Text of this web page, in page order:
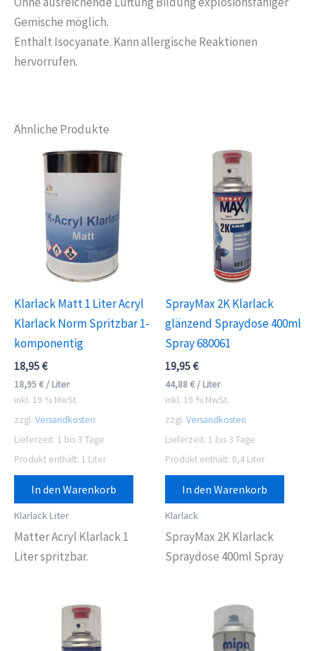
Gemische möglich.
Enthält Isocyanate. Kann allergische Reaktionen
hervorrufen.
Ähnliche Produkte
Klarlack Matt 1 Liter Acryl
Klarlack Norm Spritzbar 1-
komponentig
18,95€
18,95€ / Liter
inkl. 19 % MwSt.
zzgl. Versandkosten
Lieferzeit: 1 bis 3 Tage
Produkt enthält: 1 Liter
In den Warenkorb
Klarlack Liter
Matter Acryl Klarlack 1
Liter spritzbar.
SprayMax 2K Klarlack
glänzend Spraydose 400ml
Spray 680061
19,95€
44,88€ / Liter
inkl. 19 % MwSt.
zzgl. Versandkosten
Lieferzeit: 1 bis 3 Tage
Produkt enthält: 0,4 Liter
In den Warenkorb
Klarlack
SprayMax 2K Klarlack
Spraydose 400ml Spray